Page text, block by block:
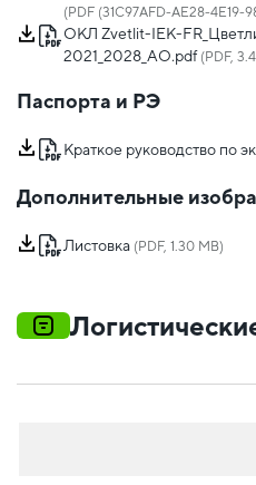
(PDF (31C97AFD-AE28-4E19-
ОКЛ Zvetlit-IEK-
2021_2028_АО.pdf (PDF,
Паспорта и РЭ
Краткое руководство по
Дополнительные
Листовка (PDF, 1.30 MB)